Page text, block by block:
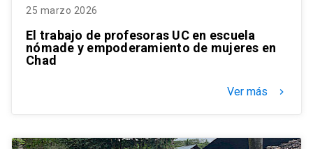
25 marzo 2026
El trabajo de profesoras UC en escuela
nómade y empoderamiento de mujeres en
Chad
Ver más keyboard_arrow_right